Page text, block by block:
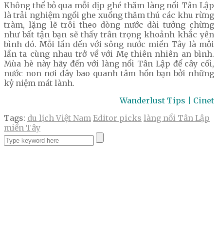
Không thể bỏ qua mỗi dịp ghé thăm làng nổi Tân Lập
là trải nghiệm ngồi ghe xuồng thăm thú các khu rừng
tràm, lặng lẽ trôi theo dòng nước dài tưởng chừng
như bất tận bạn sẽ thấy trân trọng khoảnh khắc yên
bình đó. Mỗi lần đến với sông nước miền Tây là mỗi
lần ta cùng nhau trở về với Mẹ thiên nhiên an bình.
Mùa hè này hãy đến với làng nổi Tân Lập để cây cối,
nước non nơi đây bao quanh tâm hồn bạn bởi những
kỷ niệm mát lành.
Wanderlust Tips | Cinet
Tags: du lịch Việt Nam Editor picks làng nổi Tân Lập
miền Tây